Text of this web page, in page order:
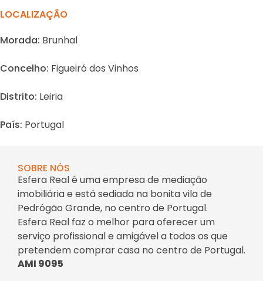
LOCALIZAÇÃO
Morada: Brunhal
Concelho: Figueiró dos Vinhos
Distrito: Leiria
País: Portugal
SOBRE NÓS
Esfera Real é uma empresa de mediação
imobiliária e está sediada na bonita vila de
Pedrógão Grande, no centro de Portugal.
Esfera Real faz o melhor para oferecer um
serviço profissional e amigável a todos os que
pretendem comprar casa no centro de Portugal.
AMI 9095